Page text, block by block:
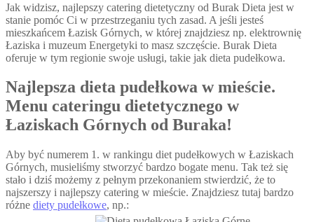
Jak widzisz, najlepszy catering dietetyczny od Burak Dieta jest w
stanie pomóc Ci w przestrzeganiu tych zasad. A jeśli jesteś
mieszkańcem Łazisk Górnych, w której znajdziesz np. elektrownię
Łaziska i muzeum Energetyki to masz szczęście. Burak Dieta
oferuje w tym regionie swoje usługi, takie jak dieta pudełkowa.
Najlepsza dieta pudełkowa w mieście.
Menu cateringu dietetycznego w
Łaziskach Górnych od Buraka!
Aby być numerem 1. w rankingu diet pudełkowych w Łaziskach
Górnych, musieliśmy stworzyć bardzo bogate menu. Tak też się
stało i dziś możemy z pełnym przekonaniem stwierdzić, że to
najszerszy i najlepszy catering w mieście. Znajdziesz tutaj bardzo
różne diety pudełkowe, np.: